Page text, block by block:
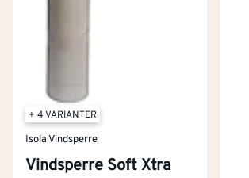
+ 4 VARIANTER
Isola Vindsperre
Vindsperre Soft Xtra